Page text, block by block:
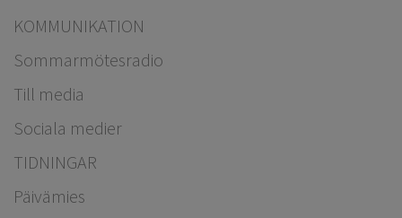
KOMMUNIKATION
Sommarmötesradio
Till media
Sociala medier
TIDNINGAR
Päivämies